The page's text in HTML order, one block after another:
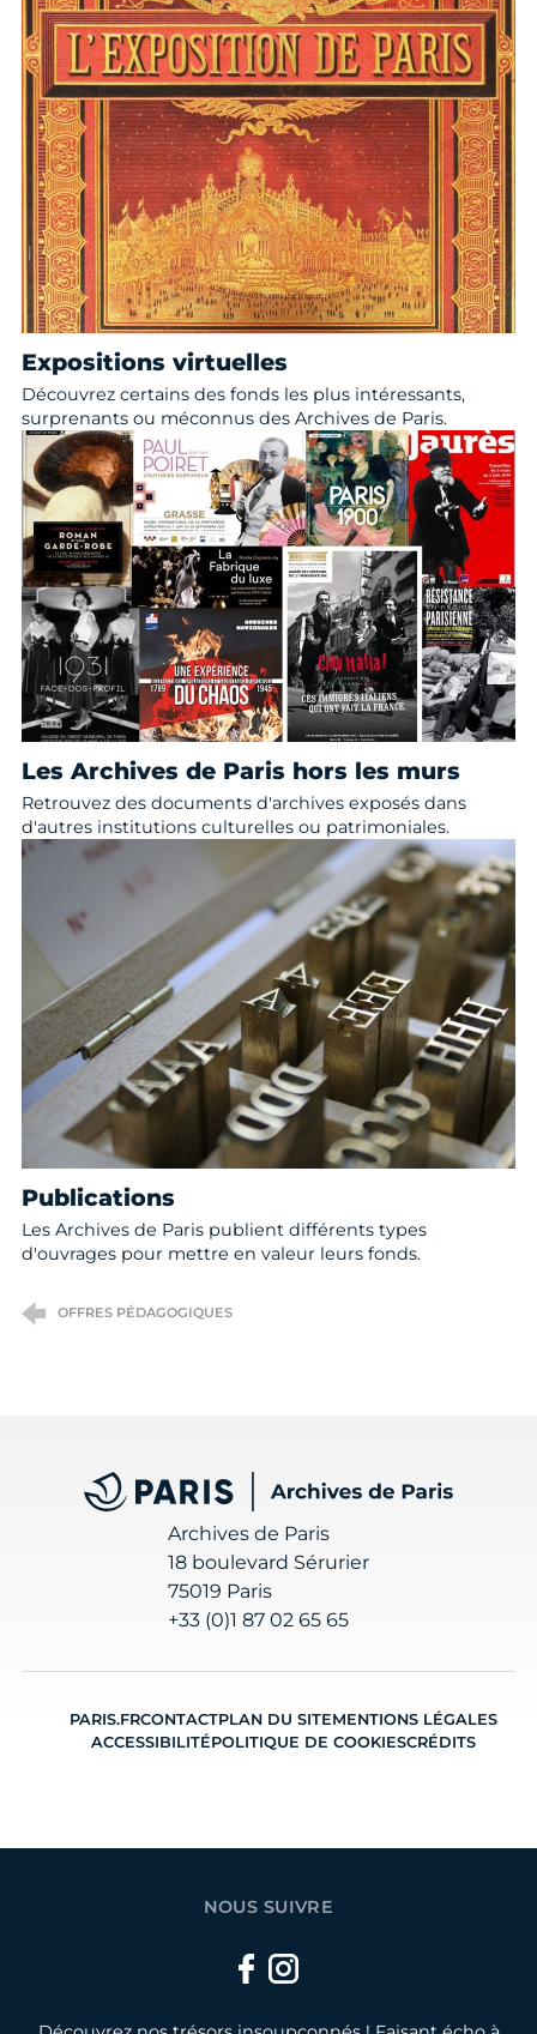
Expositions virtuelles
Découvrez certains des fonds les plus intéressants,
surprenants ou méconnus des Archives de Paris.
Les Archives de Paris hors les murs
Retrouvez des documents d'archives exposés dans
d'autres institutions culturelles ou patrimoniales.
Publications
Les Archives de Paris publient différents types
d'ouvrages pour mettre en valeur leurs fonds.
OFFRES PÉDAGOGIQUES
Archives de Paris
Archives de Paris
18 boulevard Sérurier
75019 Paris
+33 (0)1 87 02 65 65
PARIS.FRCONTACTPLAN DU SITEMENTIONS LÉGALES
ACCESSIBILITÉPOLITIQUE DE COOKIESCRÉDITS
NOUS SUIVRE
Facebook
Instagram